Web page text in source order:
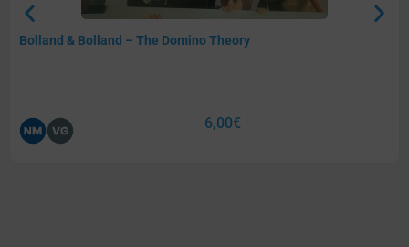
Bolland & Bolland – The Domino Theory
6,00€